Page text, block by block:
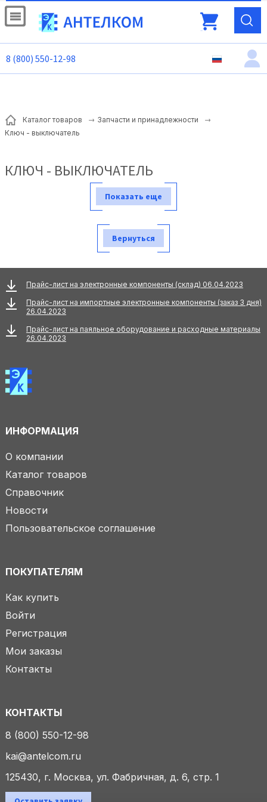
8 (800) 550-12-98
Каталог товаров
Запчасти и принадлежности
Ключ - выключатель
КЛЮЧ - ВЫКЛЮЧАТЕЛЬ
Показать еще
Вернуться
Прайс-лист на электронные компоненты (склад) 06.04.2023
Прайс-лист на импортные электронные компоненты (заказ 3 дня)
26.04.2023
Прайс-лист на паяльное оборудование и расходные материалы
26.04.2023
ИНФОРМАЦИЯ
О компании
Каталог товаров
Справочник
Новости
Пользовательское соглашение
ПОКУПАТЕЛЯМ
Как купить
Войти
Регистрация
Мои заказы
Контакты
КОНТАКТЫ
8 (800) 550-12-98
kai@antelcom.ru
125430, г. Москва, ул. Фабричная, д. 6, стр. 1